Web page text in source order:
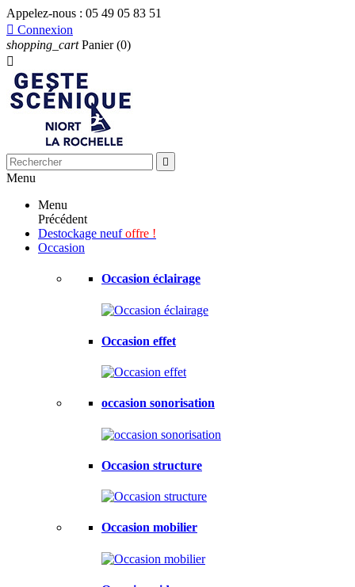
Appelez-nous : 05 49 05 83 51
 Connexion
shopping_cart Panier (0)


Menu
Menu
Précédent
Destockage neufoffre !
Occasion
Occasion éclairage
Occasion effet
occasion sonorisation
Occasion structure
Occasion mobilier